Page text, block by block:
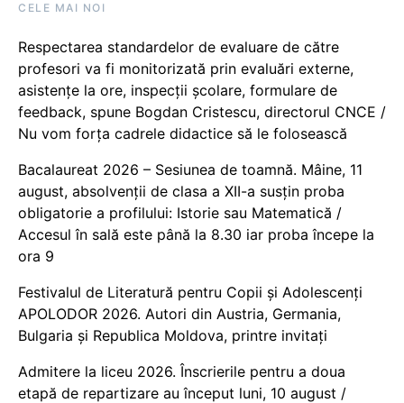
CELE MAI NOI
Respectarea standardelor de evaluare de către
profesori va fi monitorizată prin evaluări externe,
asistențe la ore, inspecții școlare, formulare de
feedback, spune Bogdan Cristescu, directorul CNCE /
Nu vom forța cadrele didactice să le folosească
Bacalaureat 2026 – Sesiunea de toamnă. Mâine, 11
august, absolvenții de clasa a XII-a susțin proba
obligatorie a profilului: Istorie sau Matematică /
Accesul în sală este până la 8.30 iar proba începe la
ora 9
Festivalul de Literatură pentru Copii și Adolescenți
APOLODOR 2026. Autori din Austria, Germania,
Bulgaria și Republica Moldova, printre invitați
Admitere la liceu 2026. Înscrierile pentru a doua
etapă de repartizare au început luni, 10 august /